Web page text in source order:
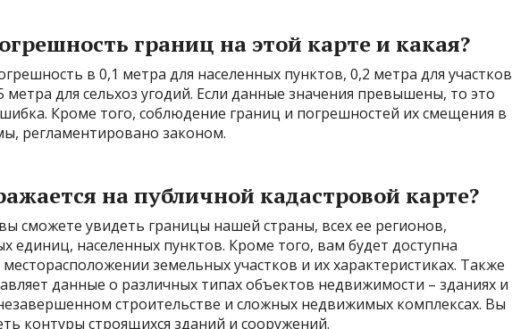
границ на этой карте и какая?
в 0,1 метра для населенных пунктов, 0,2 метра для участков
для сельхоз угодий. Если данные значения превышены, то это
Кроме того, соблюдение границ и погрешностей их смещения в
регламентировано законом.
на публичной кадастровой карте?
сможете увидеть границы нашей страны, всех ее регионов,
единиц, населенных пунктов. Кроме того, вам будет доступна
земельных участков и их характеристиках. Также
данные о различных типах объектов недвижимости – зданиях и
строительстве и сложных недвижимых комплексах. Вы
контуры строящихся зданий и сооружений.